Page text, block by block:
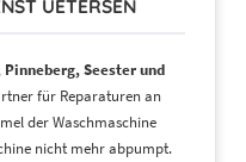
UETERSEN
Seester und
für Reparaturen an
der Waschmaschine
nicht mehr abpumpt.